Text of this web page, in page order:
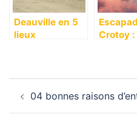
Deauville en 5
lieux
Crotoy :
en Baie
Somme
d’article
04 bonnes raisons